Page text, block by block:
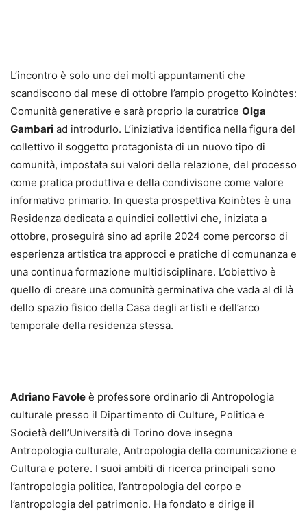
L’incontro è solo uno dei molti appuntamenti che
scandiscono dal mese di ottobre l’ampio progetto Koinòtes:
Comunità generative e sarà proprio la curatrice Olga
Gambari ad introdurlo. L’iniziativa identifica nella figura del
collettivo il soggetto protagonista di un nuovo tipo di
comunità, impostata sui valori della relazione, del processo
come pratica produttiva e della condivisone come valore
informativo primario. In questa prospettiva Koinòtes è una
Residenza dedicata a quindici collettivi che, iniziata a
ottobre, proseguirà sino ad aprile 2024 come percorso di
esperienza artistica tra approcci e pratiche di comunanza e
una continua formazione multidisciplinare. L’obiettivo è
quello di creare una comunità germinativa che vada al di là
dello spazio fisico della Casa degli artisti e dell’arco
temporale della residenza stessa.
Adriano Favole è professore ordinario di Antropologia
culturale presso il Dipartimento di Culture, Politica e
Società dell’Università di Torino dove insegna
Antropologia culturale, Antropologia della comunicazione e
Cultura e potere. I suoi ambiti di ricerca principali sono
l’antropologia politica, l’antropologia del corpo e
l’antropologia del patrimonio. Ha fondato e dirige il